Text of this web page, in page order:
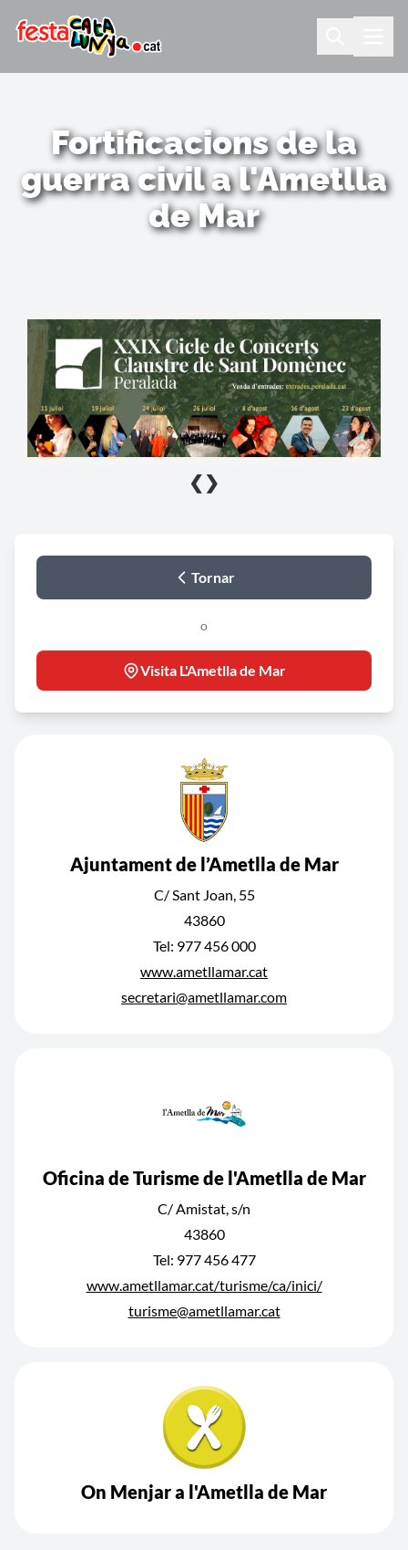
Fortificacions de la
guerra civil a l'Ametlla
de Mar
❮ ❯
Tornar
o
Visita L'Ametlla de Mar
Ajuntament de l’Ametlla de Mar
C/ Sant Joan, 55
43860
Tel: 977 456 000
www.ametllamar.cat
secretari@ametllamar.com
Oficina de Turisme de l'Ametlla de Mar
C/ Amistat, s/n
43860
Tel: 977 456 477
www.ametllamar.cat/turisme/ca/inici/
turisme@ametllamar.cat
On Menjar a l'Ametlla de Mar